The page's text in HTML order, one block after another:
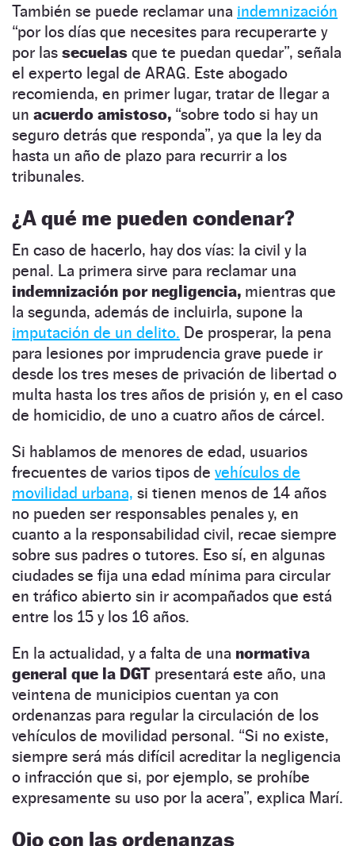
También se puede reclamar una indemnización
“por los días que necesites para recuperarte y
por las secuelas que te puedan quedar”, señala
el experto legal de ARAG. Este abogado
recomienda, en primer lugar, tratar de llegar a
un acuerdo amistoso, “sobre todo si hay un
seguro detrás que responda”, ya que la ley da
hasta un año de plazo para recurrir a los
tribunales.
¿A qué me pueden condenar?
En caso de hacerlo, hay dos vías: la civil y la
penal. La primera sirve para reclamar una
indemnización por negligencia, mientras que
la segunda, además de incluirla, supone la
imputación de un delito. De prosperar, la pena
para lesiones por imprudencia grave puede ir
desde los tres meses de privación de libertad o
multa hasta los tres años de prisión y, en el caso
de homicidio, de uno a cuatro años de cárcel.
Si hablamos de menores de edad, usuarios
frecuentes de varios tipos de vehículos de
movilidad urbana, si tienen menos de 14 años
no pueden ser responsables penales y, en
cuanto a la responsabilidad civil, recae siempre
sobre sus padres o tutores. Eso sí, en algunas
ciudades se fija una edad mínima para circular
en tráfico abierto sin ir acompañados que está
entre los 15 y los 16 años.
En la actualidad, y a falta de una normativa
general que la DGT presentará este año, una
veintena de municipios cuentan ya con
ordenanzas para regular la circulación de los
vehículos de movilidad personal. “Si no existe,
siempre será más difícil acreditar la negligencia
o infracción que si, por ejemplo, se prohíbe
expresamente su uso por la acera”, explica Marí.
Ojo con las ordenanzas